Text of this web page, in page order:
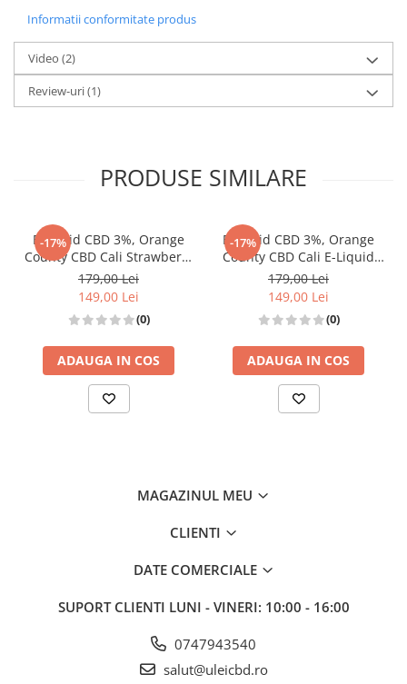
Informatii conformitate produs
Video (2)
Review-uri(1)
PRODUSE SIMILARE
-17%
E-Lichid CBD 3%, Orange
County CBD Cali Strawberry
Cheescake, 1500mg, 50ml
179,00 Lei
149,00 Lei
(0)
ADAUGA IN COS
-17%
E-Lichid CBD 3%, Orange
County CBD Cali E-Liquid
Kush Mint, 50ml
179,00 Lei
149,00 Lei
(0)
ADAUGA IN COS
MAGAZINUL MEU
CLIENTI
DATE COMERCIALE
SUPORT CLIENTI LUNI - VINERI: 10:00 - 16:00
0747943540
salut@uleicbd.ro